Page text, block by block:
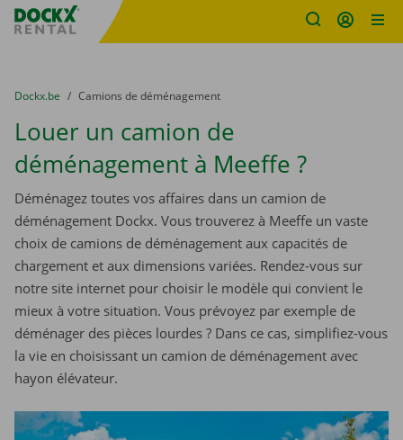
sitename
You are here:
du
Dockx.be to
Camions de déménagement
Louer un camion de
déménagement à Meeffe ?
Déménagez toutes vos affaires dans un camion de
déménagement Dockx. Vous trouverez à Meeffe un vaste
choix de camions de déménagement aux capacités de
chargement et aux dimensions variées. Rendez-vous sur
notre site internet pour choisir le modèle qui convient le
mieux à votre situation. Vous prévoyez par exemple de
déménager des pièces lourdes ? Dans ce cas, simplifiez-vous
la vie en choisissant un camion de déménagement avec
hayon élévateur.